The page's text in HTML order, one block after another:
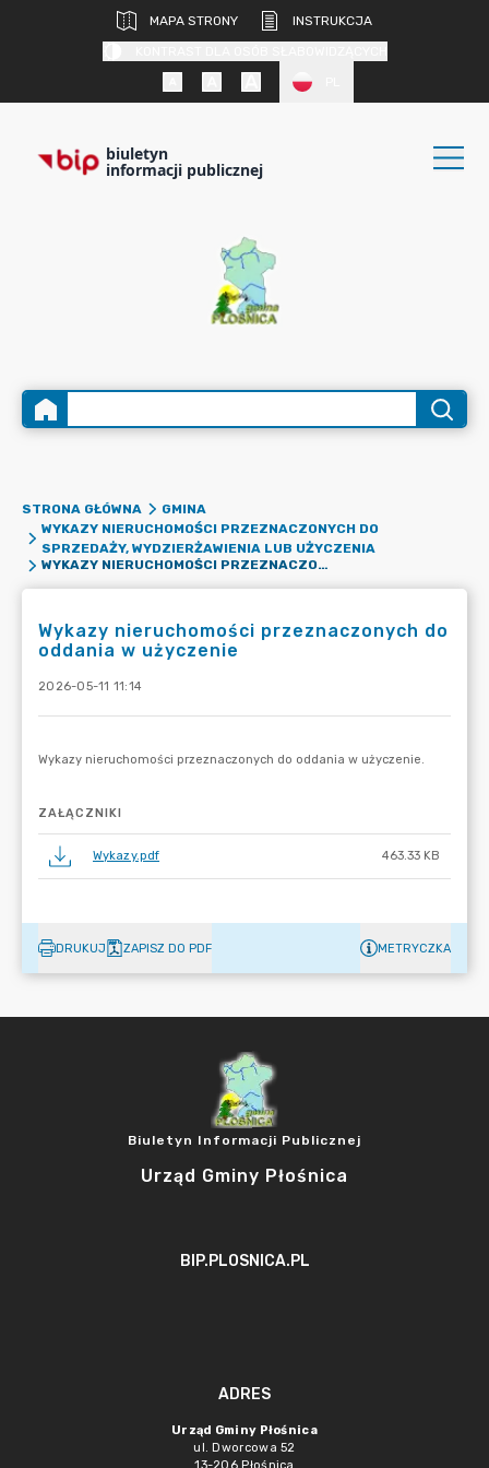
MAPA STRONY
INSTRUKCJA
biuletyn
informacji publicznej
STRONA GŁÓWNA
GMINA
WYKAZY NIERUCHOMOŚCI PRZEZNACZONYCH DO
SPRZEDAŻY, WYDZIERŻAWIENIA LUB UŻYCZENIA
WYKAZY NIERUCHOMOŚCI PRZEZNACZONYCH DO ODDANIA W UŻYCZENIE
Wykazy nieruchomości przeznaczonych do
oddania w użyczenie
2026-05-11 11:14
ZAŁĄCZNIKI
Wykazy.pdf 463.33 KB
DRUKUJ ZAPISZ DO PDF METRYCZKA
Biuletyn Informacji Publicznej
Urząd Gminy Płośnica
BIP.PLOSNICA.PL
ADRES
Urząd Gminy Płośnica
ul. Dworcowa 52